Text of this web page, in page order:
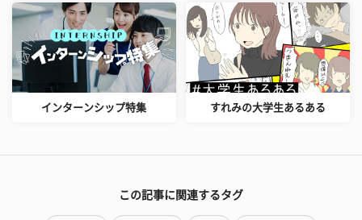
インターンシップ特集 すれみの大学生あるある
この記事に関連するタグ